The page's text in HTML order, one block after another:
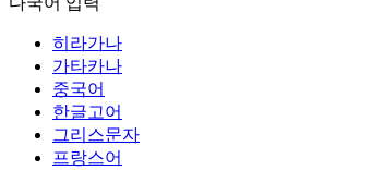
히라가나
가타카나
중국어
한글고어
그리스문자
프랑스어